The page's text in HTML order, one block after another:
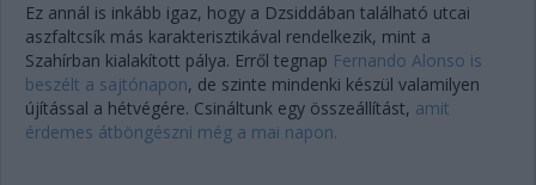
Ez annál is inkább igaz, hogy a Dzsiddában található utcai
aszfaltcsík más karakterisztikával rendelkezik, mint a
Szahírban kialakított pálya. Erről tegnap Fernando Alonso is
beszélt a sajtónapon, de szinte mindenki készül valamilyen
újítással a hétvégére. Csináltunk egy összeállítást, amit
érdemes átböngészni még a mai napon.